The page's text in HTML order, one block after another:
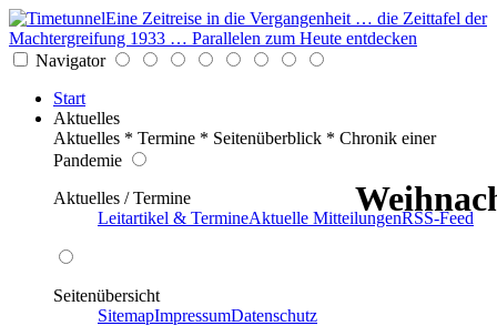
Eine Zeitreise in die Vergangenheit … die Zeittafel der
Machtergreifung 1933 … Parallelen zum Heute entdecken
Navigator
Start
Aktuelles
Aktuelles * Termine * Seitenüberblick * Chronik einer
Pandemie
Aktuelles / Termine
Leitartikel & TermineAktuelle MitteilungenRSS-Feed
Seitenübersicht
SitemapImpressumDatenschutz